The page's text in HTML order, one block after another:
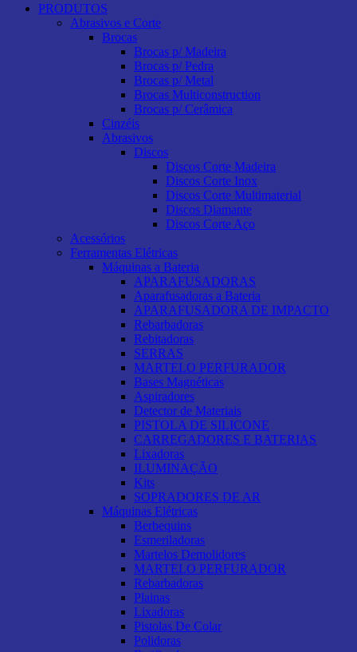
PRODUTOS
Abrasivos e Corte
Brocas
Brocas p/ Madeira
Brocas p/ Pedra
Brocas p/ Metal
Brocas Multiconstruction
Brocas p/ Cerâmica
Cinzéis
Abrasivos
Discos
Discos Corte Madeira
Discos Corte Inox
Discos Corte Multimaterial
Discos Diamante
Discos Corte Aço
Acessórios
Ferramentas Elétricas
Máquinas a Bateria
APARAFUSADORAS
Aparafusadoras a Bateria
APARAFUSADORA DE IMPACTO
Rebarbadoras
Rebitadoras
SERRAS
MARTELO PERFURADOR
Bases Magnéticas
Aspiradores
Detector de Materiais
PISTOLA DE SILICONE
CARREGADORES E BATERIAS
Lixadoras
ILUMINAÇÃO
Kits
SOPRADORES DE AR
Máquinas Elétricas
Berbequins
Esmeriladoras
Martelos Demolidores
MARTELO PERFURADOR
Rebarbadoras
Plainas
Lixadoras
Pistolas De Colar
Polidoras